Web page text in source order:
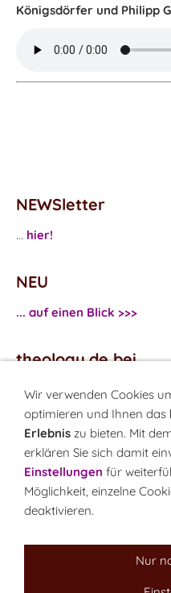
Königsdörfer und Philipp
NEWSletter
... hier!
NEU
... auf einen Blick >>>
theology.de bei
...Facebook
...Twitter
Monatsrätsel
Rätseln & Gewinnen!
Wir verwenden Cookies
optimieren und Ihnen das
Erlebnis zu bieten. Mit
erklären Sie sich damit
Einstellungen für
Möglichkeit, einzelne
deaktivieren.
Nur